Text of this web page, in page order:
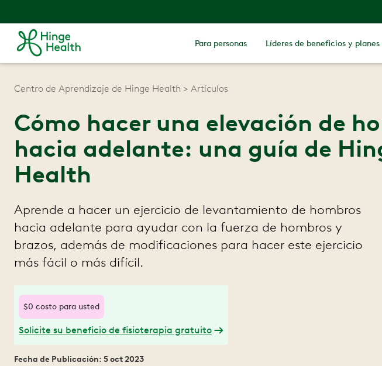
Para personas Líderes de beneficios y planes
Centro de Aprendizaje de Hinge Health Artículos
Cómo hacer una elevación de
hacia adelante: una guía de
Health
Aprende a hacer un ejercicio de levantamiento de hombros
hacia adelante para ayudar con la fuerza de hombros y
brazos, además de modificaciones para hacer este ejercicio
más fácil o más difícil.
$0 costo para usted
Solicite su beneficio de fisioterapia gratuito
Fecha de Publicación: 5 oct 2023